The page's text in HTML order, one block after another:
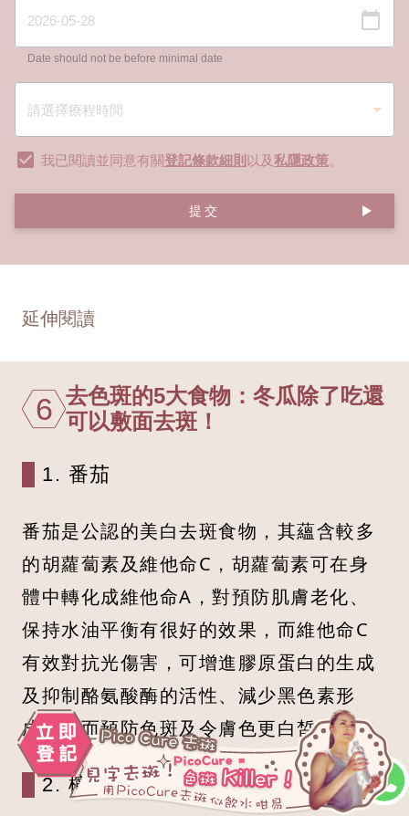
Date should not be before minimal date
我已閱讀並同意有關登記條款細則 以及私隱政策。
提交
延伸閱讀
6 去色斑的5大食物：冬瓜除了吃還
可以敷面去斑！
1. 番茄
番茄是公認的美白去斑食物，其蘊含較多
的胡蘿蔔素及維他命C，胡蘿蔔素可在身
體中轉化成維他命A，對預防肌膚老化、
保持水油平衡有很好的效果，而維他命C
有效對抗光傷害，可增進膠原蛋白的生成
及抑制酪氨酸酶的活性、減少黑色素形
成，從而預防色斑及令膚色更白皙均勻。
2. 檸檬